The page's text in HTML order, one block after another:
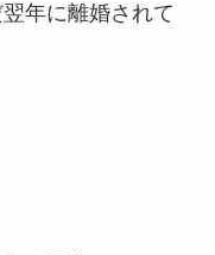
年に離婚されて